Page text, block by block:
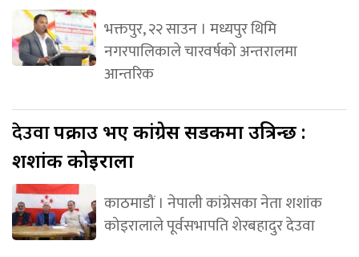
भक्तपुर, २२ साउन । मध्यपुर थिमि
नगरपालिकाले चारवर्षको अन्तरालमा
आन्तरिक
देउवापक्राउ भए कांग्रेस सडकमा उत्रिन्छ :
शशांक कोइराला
काठमाडौं । नेपाली कांग्रेसका नेता शशांक
कोइरालाले पूर्वसभापति शेरबहादुर देउवा